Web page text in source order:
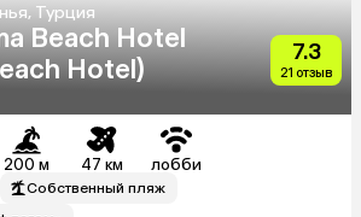
Турция
Beach Hotel
Hotel)
7.3
21 отзыв
200 м 47 км лобби
Собственный пляж